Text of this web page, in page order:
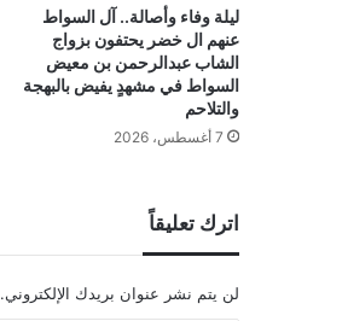
ليلة وفاء وأصالة.. آل السواط
عنهم ال خضر يحتفون بزواج
الشاب عبدالرحمن بن معيض
السواط في مشهدٍ يفيض بالبهجة
والتلاحم
7 أغسطس، 2026
اترك تعليقاً
لن يتم نشر عنوان بريدك الإلكتروني.